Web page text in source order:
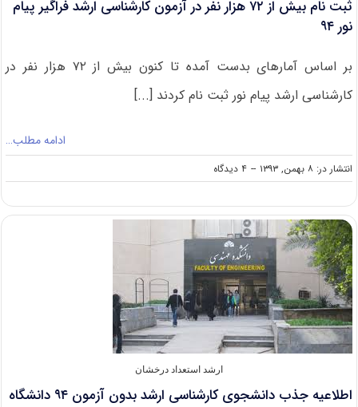
ثبت نام بیش از ۷۲ هزار نفر در آزمون کارشناسی ارشد فراگیر پیام
نور ۹۴
بر اساس آمارهای بدست آمده تا کنون بیش از ۷۲ هزار نفر در
کارشناسی ارشد پیام نور ثبت نام کردند [...]
ادامه مطلب…
انتشار در: ۸ بهمن, ۱۳۹۳ -- ۴ دیدگاه
on
ثبت
بیش
۷۲
هزار
نفر
در
آزمون
کارشناسی
فراگیر
پیام
۹۴
ارشد استعداد درخشان
اطلاعیه جذب دانشجوی کارشناسی ارشد بدون آزمون ۹۴ دانشگاه